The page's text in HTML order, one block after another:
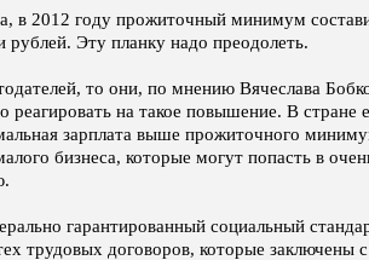
в 2012 году прожиточный минимум
рублей. Эту планку надо преодолеть.
то они, по мнению Вячеслава
реагировать на такое повышение. В стране
зарплата выше прожиточного
бизнеса, которые могут попасть в
гарантированный социальный
трудовых договоров, которые заключены с